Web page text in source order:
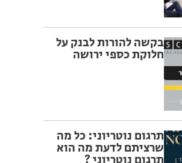
בקשה להורות לבנק על
חלוקת כספי ירושה
תרגום נוטריוני: כל מה
שרציתם לדעת מה הוא